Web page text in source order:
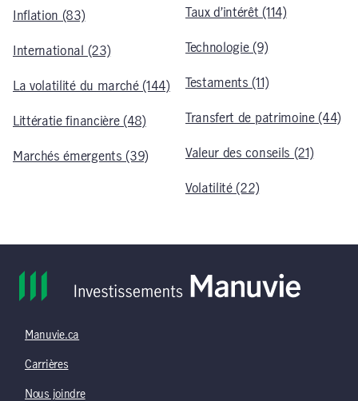
Inflation (83)
International (23)
La volatilité du marché (144)
Littératie financière (48)
Marchés émergents (39)
Taux d’intérêt (114)
Technologie (9)
Testaments (11)
Transfert de patrimoine (44)
Valeur des conseils (21)
Volatilité (22)
Manuvie.ca
Carrières
Nous joindre